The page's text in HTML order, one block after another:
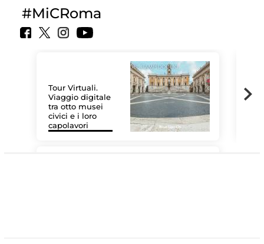
#MiCRoma
Tour Virtuali.
Viaggio digitale
tra otto musei
civici e i loro
capolavori